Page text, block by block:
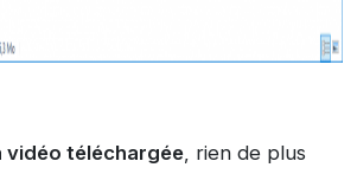
vidéo téléchargée, rien de plus